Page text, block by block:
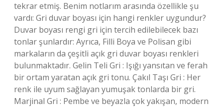
tekrar etmiş. Benim notlarım arasında özellikle şu
vardı: Gri duvar boyası için hangi renkler uygundur?
Duvar boyası rengi gri için tercih edilebilecek bazı
tonlar şunlardır: Ayrıca, Filli Boya ve Polisan gibi
markaların da çeşitli açık gri duvar boyası renkleri
bulunmaktadır. Gelin Teli Gri : Işığı yansıtan ve ferah
bir ortam yaratan açık gri tonu. Çakıl Taşı Gri : Her
renk ile uyum sağlayan yumuşak tonlarda bir gri.
Marjinal Gri : Pembe ve beyazla çok yakışan, modern